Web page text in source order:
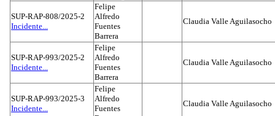
SUP-RAP-808/2025-2
Incidente...
Felipe
Alfredo
Fuentes
Barrera
Claudia Valle Aguilasocho
SUP-RAP-993/2025-2
Incidente...
Felipe
Alfredo
Fuentes
Barrera
Claudia Valle Aguilasocho
SUP-RAP-993/2025-3
Incidente...
Felipe
Alfredo
Fuentes
Claudia Valle Aguilasocho